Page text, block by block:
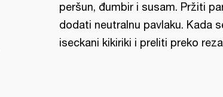
peršun, đumbir i susam. Pržiti
dodati neutralnu pavlaku. Kada
iseckani kikiriki i preliti preko